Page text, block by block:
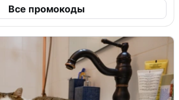
Все промокоды